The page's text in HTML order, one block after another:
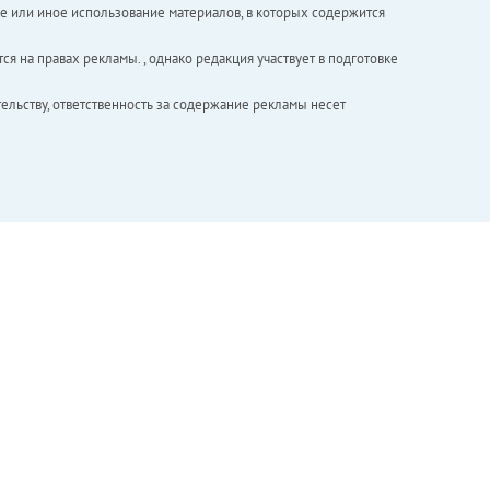
иное использование материалов, в которых содержится
правах рекламы. , однако редакция участвует в подготовке
ответственность за содержание рекламы несет